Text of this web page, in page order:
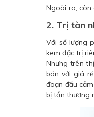
Ngoài ra, còn
2. Trị tàn
Với số lượng
kem đặc trị
Nhưng trên
bán với giá
đoạn đầu
bị tổn thương